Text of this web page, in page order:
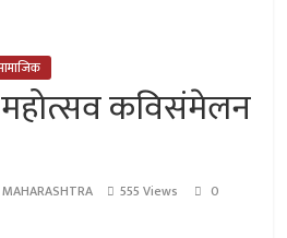
कविसंमेलन
MAHARASHTRA 555 Views
0